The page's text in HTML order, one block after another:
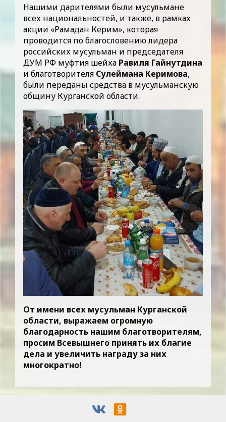
Нашими дарителями были мусульмане
всех национальностей, и также, в рамках
акции «Рамадан Керим», которая
проводится по благословению лидера
российских мусульман и председателя
ДУМ РФ муфтия шейха Равиля Гайнутдина
и благотворителя Сулеймана Керимова,
были переданы средства в мусульманскую
общину Курганской области.
От имени всех мусульман Курганской
области, выражаем огромную
благодарность нашим благотворителям,
просим Всевышнего принять их благие
дела и увеличить награду за них
многократно!